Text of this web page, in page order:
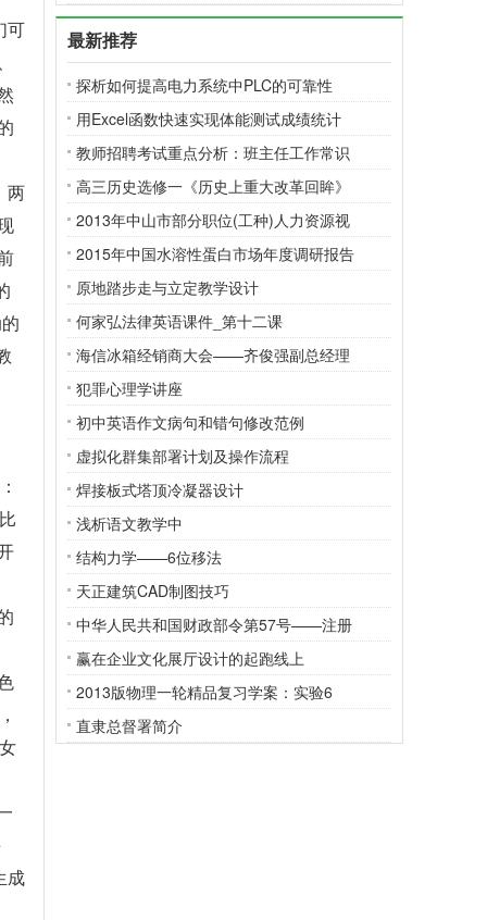
可
两
成
最新推荐
探析如何提高电力系统中PLC的可靠性
用Excel函数快速实现体能测试成绩统计
教师招聘考试重点分析：班主任工作常识
高三历史选修一《历史上重大改革回眸》
2013年中山市部分职位(工种)人力资源视
2015年中国水溶性蛋白市场年度调研报告
原地踏步走与立定教学设计
何家弘法律英语课件_第十二课
海信冰箱经销商大会——齐俊强副总经理
犯罪心理学讲座
初中英语作文病句和错句修改范例
虚拟化群集部署计划及操作流程
焊接板式塔顶冷凝器设计
浅析语文教学中
结构力学——6位移法
天正建筑CAD制图技巧
中华人民共和国财政部令第57号——注册
赢在企业文化展厅设计的起跑线上
2013版物理一轮精品复习学案：实验6
直隶总督署简介